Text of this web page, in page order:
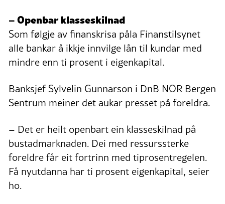
– Openbar klasseskilnad
Som følgje av finanskrisa påla Finanstilsynet
alle bankar å ikkje innvilge lån til kundar med
mindre enn ti prosent i eigenkapital.
Banksjef Sylvelin Gunnarson i DnB NOR Bergen
Sentrum meiner det aukar presset på foreldra.
– Det er heilt openbart ein klasseskilnad på
bustadmarknaden. Dei med ressurssterke
foreldre får eit fortrinn med tiprosentregelen.
Få nyutdanna har ti prosent eigenkapital, seier
ho.